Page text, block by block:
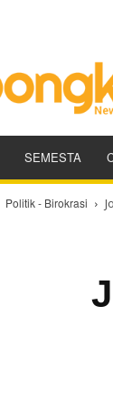
SEMESTA
Politik - Birokrasi